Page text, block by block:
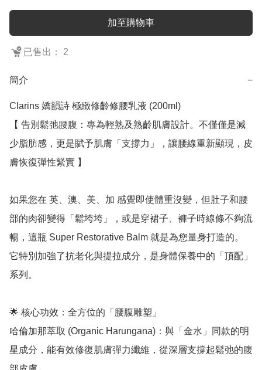
加至購物車
已售出： 2
簡介 −
Clarins 嬌韻詩 極緻修齡修腰乳液 (200ml)
【 告別鬆弛腰腹：專為輕熟及熟齡肌膚設計。不僅僅是減
少脂肪感，更是賦予肌膚「支撐力」，讓腰線重新顯現，皮
膚恢復彈性緊實 】
如果您在 英、澳、美、加 感覺即使體重沒變，但肚子和腰
部的肉卻變得「鬆垮垮」，或是穿裙子、褲子時線條不夠流
暢，這瓶 Super Restorative Balm 就是為您量身打造的。
它特別加強了抗老化與提拉成分，是身體保養中的「頂配」
系列。
🌟 核心功效：全方位的「腰腹雕塑」
哈倫加那萃取 (Organic Harungana)：與「金水」同款的明
星成分，能有效修復肌膚彈力纖維，從深層支撐起鬆弛的腹